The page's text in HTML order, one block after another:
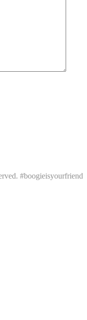
#boogieisyourfriend